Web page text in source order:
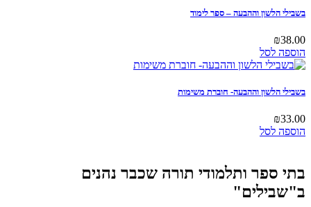
וההבעה – ספר לימוד
₪
לסל
וההבעה- חוברת משימות
₪
לסל
ותלמודי תורה שכבר נהנים